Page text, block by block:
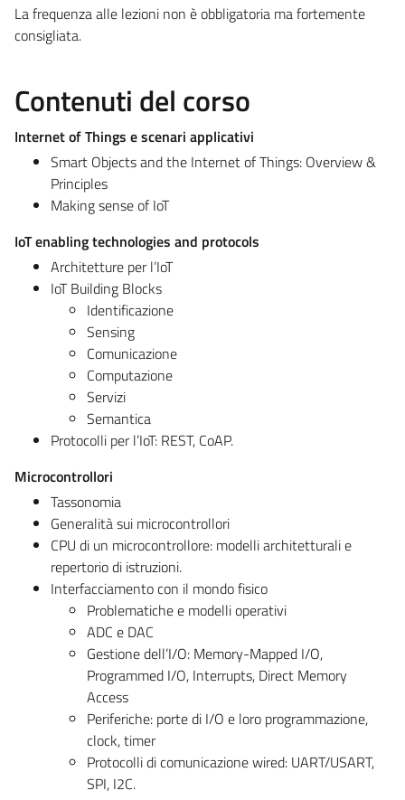
La frequenza alle lezioni non è obbligatoria ma fortemente
consigliata.
Contenuti del corso
Internet of Things e scenari applicativi
Smart Objects and the Internet of Things: Overview &
Principles
Making sense of IoT
IoT enabling technologies and protocols
Architetture per l’IoT
IoT Building Blocks
Identificazione
Sensing
Comunicazione
Computazione
Servizi
Semantica
Protocolli per l’IoT: REST, CoAP.
Microcontrollori
Tassonomia
Generalità sui microcontrollori
CPU di un microcontrollore: modelli architetturali e
repertorio di istruzioni.
Interfacciamento con il mondo fisico
Problematiche e modelli operativi
ADC e DAC
Gestione dell’I/O: Memory-Mapped I/O,
Programmed I/O, Interrupts, Direct Memory
Access
Periferiche: porte di I/O e loro programmazione,
clock, timer
Protocolli di comunicazione wired: UART/USART,
SPI, I2C.